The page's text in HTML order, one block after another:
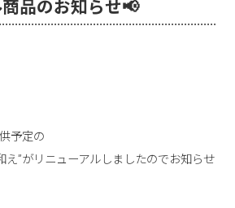
品のお知らせ📢
予定の
え”がリニューアルしましたのでお知らせ